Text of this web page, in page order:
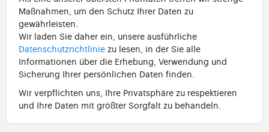
Maßnahmen, um den Schutz Ihrer Daten zu
gewährleisten.
Wir laden Sie daher ein, unsere ausführliche
Datenschutzrichtlinie zu lesen, in der Sie alle
Informationen über die Erhebung, Verwendung und
Sicherung Ihrer persönlichen Daten finden.
Wir verpflichten uns, Ihre Privatsphäre zu respektieren
und Ihre Daten mit größter Sorgfalt zu behandeln.